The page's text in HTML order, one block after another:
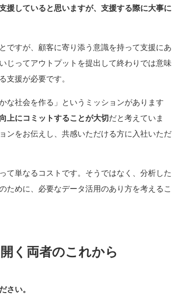
援していると思いますが、支援する際に大事に
ですが、顧客に寄り添う意識を持って支援にあ
じってアウトプットを提出して終わりでは意味
援が必要です。
な社会を作る」というミッションがあります
上にコミットすることが大切だと考えていま
ンをお伝えし、共感いただける方に入社いただ
単なるコストです。そうではなく、分析した
ために、必要なデータ活用のあり方を考えるこ
く両者のこれから
い。